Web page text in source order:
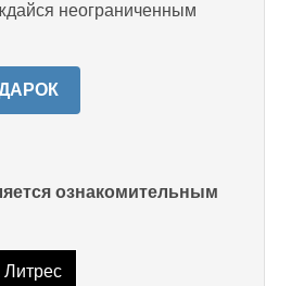
неограниченным
ознакомительным